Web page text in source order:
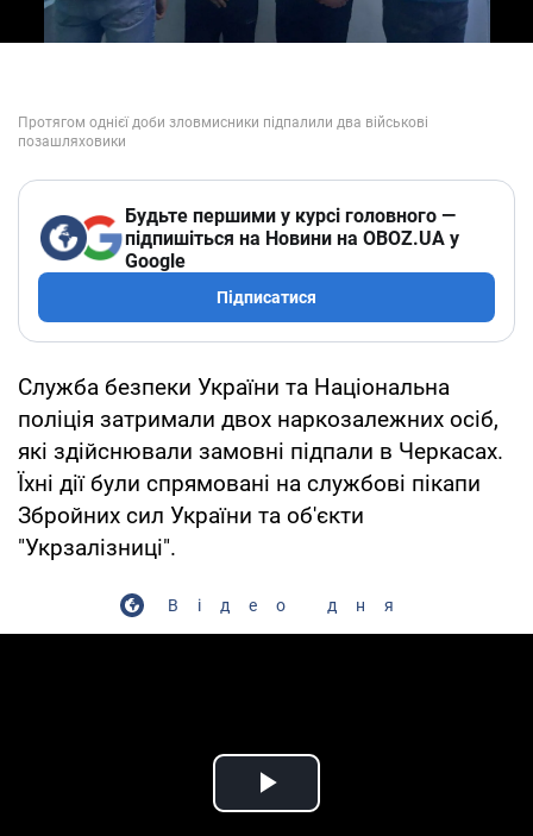
Будьте першими у курсі головного —
підпишіться на Новини на OBOZ.UA у
Google
Підписатися
Служба безпеки України та Національна
поліція затримали двох наркозалежних осіб,
які здійснювали замовні підпали в Черкасах.
Їхні дії були спрямовані на службові пікапи
Збройних сил України та об'єкти
"Укрзалізниці".
Відео дня
Play Video